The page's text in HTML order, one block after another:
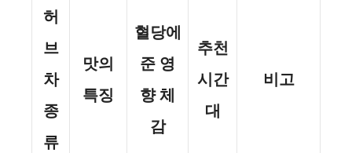
허
브
차
종
류
맛의
특징
혈당에
준 영
향 체
감
추천
시간
대
비고